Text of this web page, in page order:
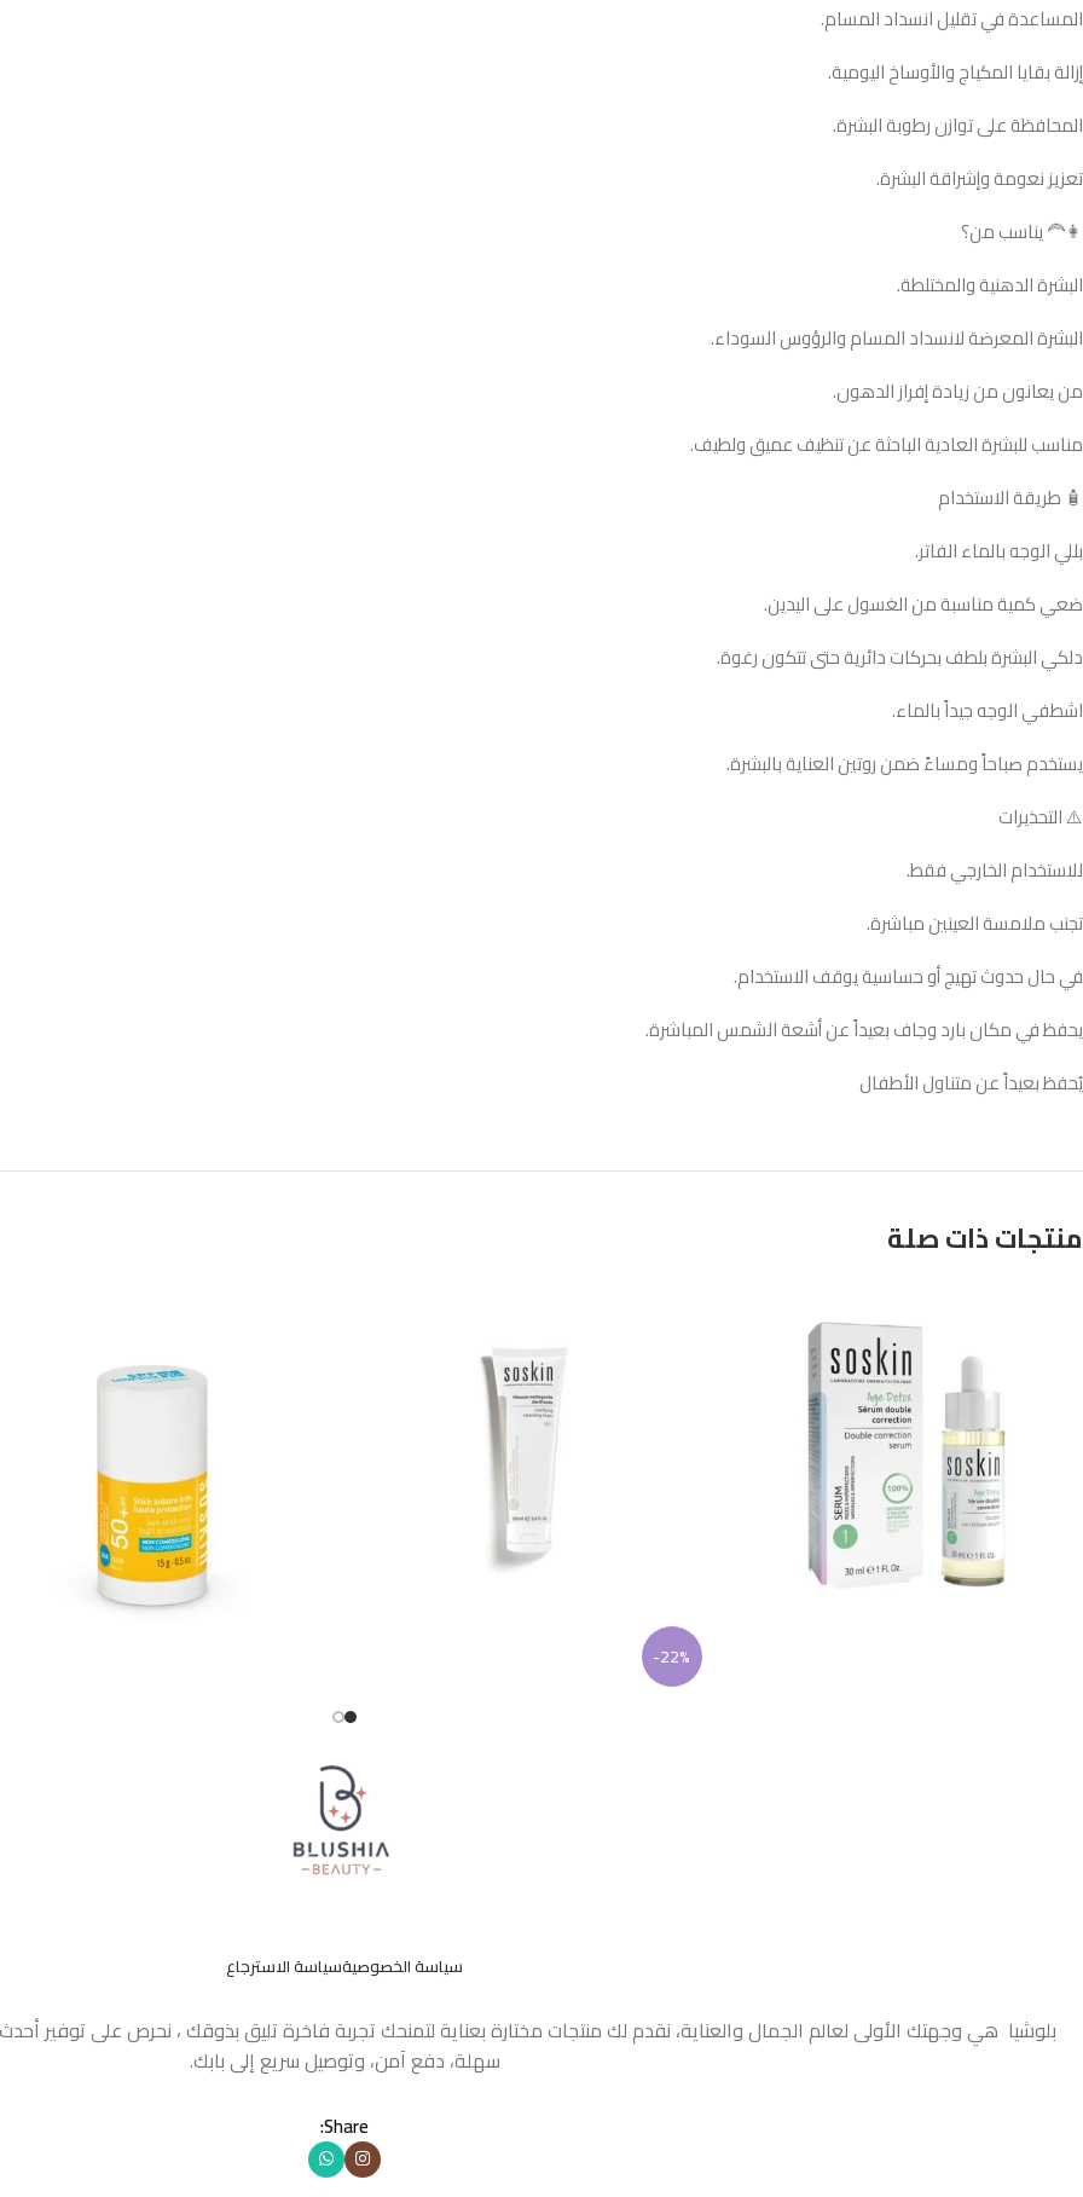
المساعدة في تقليل انسداد المسام.
إزالة بقايا المكياج والأوساخ اليومية.
المحافظة على توازن رطوبة البشرة.
تعزيز نعومة وإشراقة البشرة.
👩‍🦰 يناسب من؟
البشرة الدهنية والمختلطة.
البشرة المعرضة لانسداد المسام والرؤوس السوداء.
من يعانون من زيادة إفراز الدهون.
مناسب للبشرة العادية الباحثة عن تنظيف عميق ولطيف.
🧴 طريقة الاستخدام
بللي الوجه بالماء الفاتر.
ضعي كمية مناسبة من الغسول على اليدين.
دلكي البشرة بلطف بحركات دائرية حتى تتكون رغوة.
اشطفي الوجه جيداً بالماء.
يستخدم صباحاً ومساءً ضمن روتين العناية بالبشرة.
⚠️ التحذيرات
للاستخدام الخارجي فقط.
تجنب ملامسة العينين مباشرة.
في حال حدوث تهيج أو حساسية يوقف الاستخدام.
يحفظ في مكان بارد وجاف بعيداً عن أشعة الشمس المباشرة.
يُحفظ بعيداً عن متناول الأطفال
منتجات ذات صلة
-22%
سياسة الخصوصيةسياسة الاسترجاع
بلوشيا هي وجهتك الأولى لعالم الجمال والعناية، نقدم لك منتجات مختارة بعناية لتمنحك تجربة فاخرة تليق بذوقك ، نحرص على توفير
سهلة، دفع آمن، وتوصيل سريع إلى بابك.
Share: